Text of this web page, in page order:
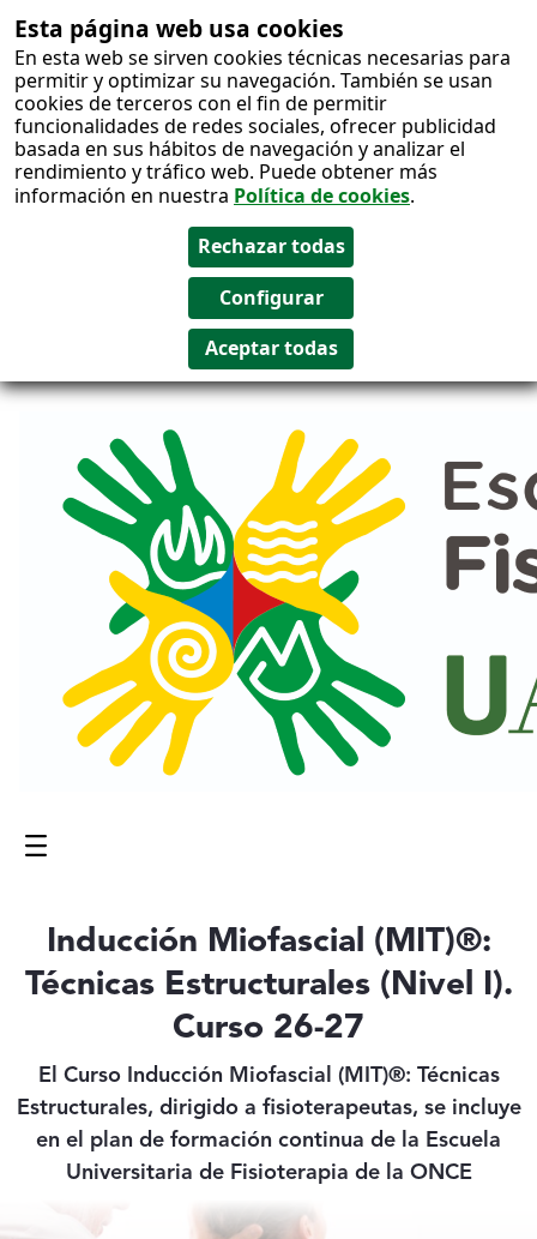
Esta página web usa cookies
En esta web se sirven cookies técnicas necesarias para
permitir y optimizar su navegación. También se usan
cookies de terceros con el fin de permitir
funcionalidades de redes sociales, ofrecer publicidad
basada en sus hábitos de navegación y analizar el
rendimiento y tráfico web. Puede obtener más
información en nuestra Política de cookies.
Salto al
contenido
Inducción Miofascial (MIT)®:
Técnicas Estructurales (Nivel I).
Curso 26-27
El Curso Inducción Miofascial (MIT)®: Técnicas
Estructurales, dirigido a fisioterapeutas, se incluye
en el plan de formación continua de la Escuela
Universitaria de Fisioterapia de la ONCE